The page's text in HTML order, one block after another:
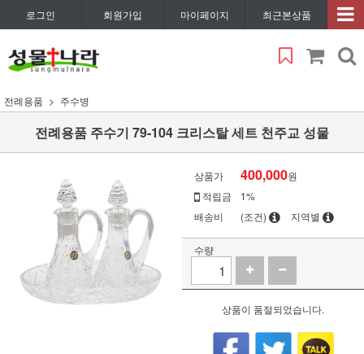
로그인 회원가입 마이페이지 최근본상품
전례용품 주수병
전례용품 주수기 79-104 크리스탈 세트 천주교 성물
상품가 400,000원
적립금
1%
배송비
(조건) 지역별
수량
상품이 품절되었습니다.